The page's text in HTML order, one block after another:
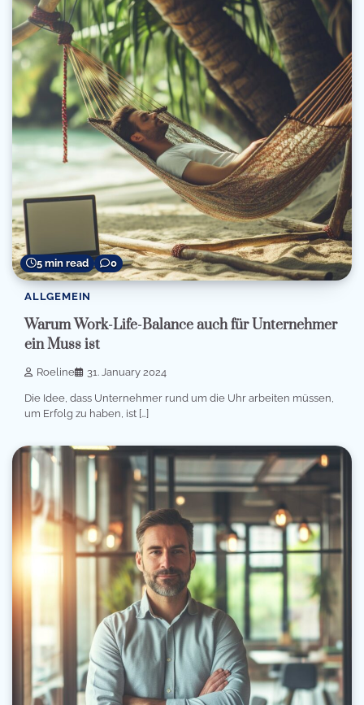
5 min read 0
ALLGEMEIN
Warum Work-Life-Balance auch für Unternehmer
ein Muss ist
Roeline 31. January 2024
Die Idee, dass Unternehmer rund um die Uhr arbeiten müssen,
um Erfolg zu haben, ist […]